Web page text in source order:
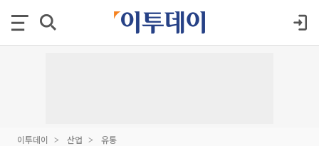
이투데이 산업 유통